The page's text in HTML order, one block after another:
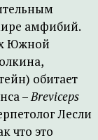
амфибий.
Южной
обитает
–Breviceps
Лесли
что это